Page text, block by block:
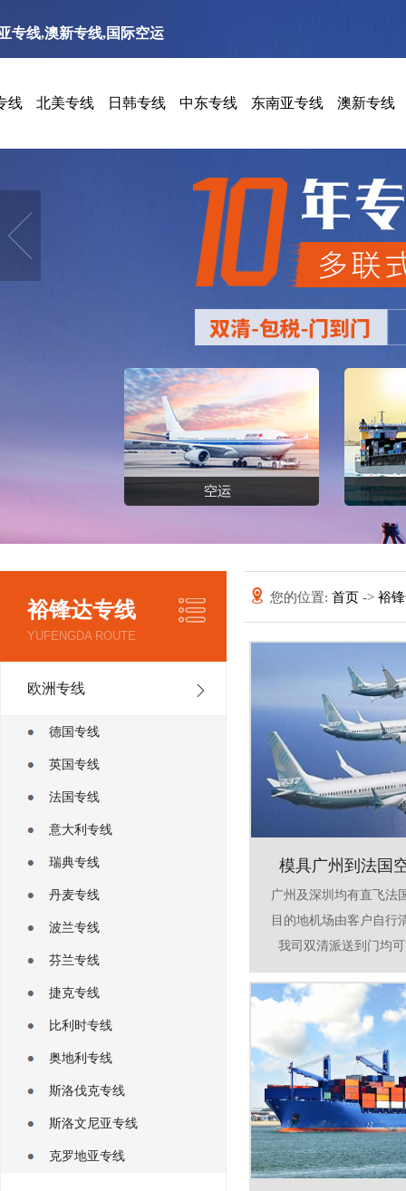
专线,澳新专线,国际空运
线 北美专线 日韩专线 中东专线 东南亚专线 澳新专线
裕锋达专线
YUFENGDA ROUTE
欧洲专线
德国专线
英国专线
法国专线
意大利专线
瑞典专线
丹麦专线
波兰专线
芬兰专线
捷克专线
比利时专线
奥地利专线
斯洛伐克专线
斯洛文尼亚专线
克罗地亚专线
您的位置: 首页 -> 裕
模具广州到法国
广州及深圳均有直飞法
目的地机场由客户自行
我司双清派送到门均